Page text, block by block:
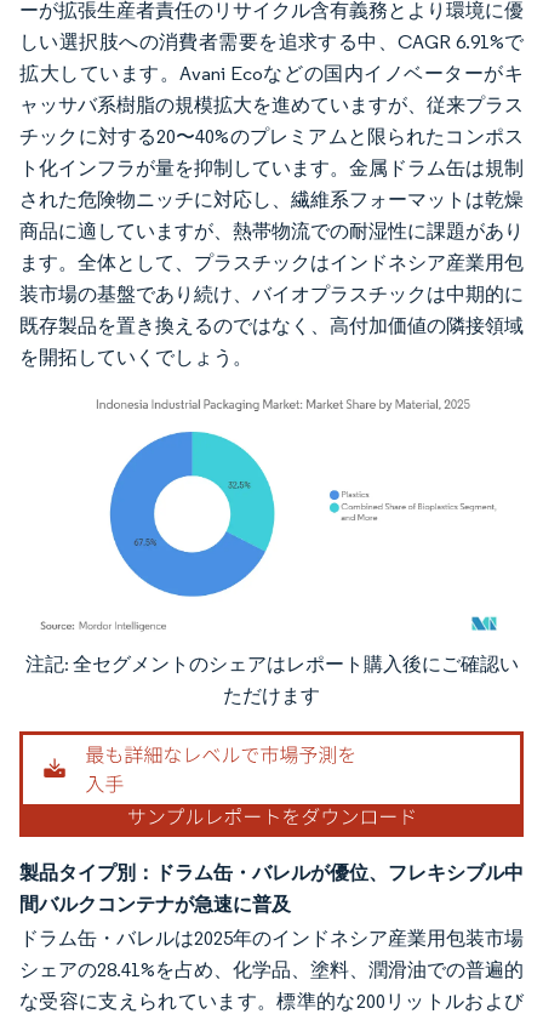
ーが拡張生産者責任のリサイクル含有義務とより環境に優
しい選択肢への消費者需要を追求する中、CAGR 6.91%で
拡大しています。Avani Ecoなどの国内イノベーターがキ
ャッサバ系樹脂の規模拡大を進めていますが、従来プラス
チックに対する20〜40%のプレミアムと限られたコンポス
ト化インフラが量を抑制しています。金属ドラム缶は規制
された危険物ニッチに対応し、繊維系フォーマットは乾燥
商品に適していますが、熱帯物流での耐湿性に課題があり
ます。全体として、プラスチックはインドネシア産業用包
装市場の基盤であり続け、バイオプラスチックは中期的に
既存製品を置き換えるのではなく、高付加価値の隣接領域
を開拓していくでしょう。
画像 © Mordor Intelligence。再利用にはCC BY 4.0の表示が必要です。
注記: 全セグメントのシェアはレポート購入後にご確認い
ただけます
製品タイプ別：ドラム缶・バレルが優位、フレキシブル中
間バルクコンテナが急速に普及
ドラム缶・バレルは2025年のインドネシア産業用包装市場
シェアの28.41%を占め、化学品、塗料、潤滑油での普遍的
な受容に支えられています。標準的な200リットルおよび